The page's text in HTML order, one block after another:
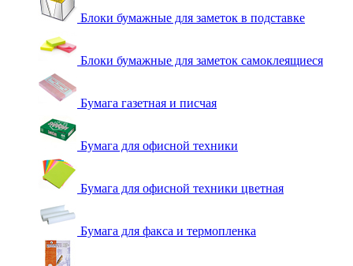
Блоки бумажные для заметок в подставке
Блоки бумажные для заметок самоклеящиеся
Бумага газетная и писчая
Бумага для офисной техники
Бумага для офисной техники цветная
Бумага для факса и термопленка